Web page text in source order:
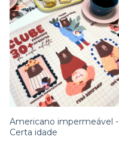
Americano impermeável -
Certa idade